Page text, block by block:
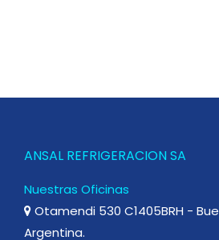
ANSAL REFRIGERACION SA
Nuestras Oficinas
Otamendi 530 C1405BRH -
Argentina.